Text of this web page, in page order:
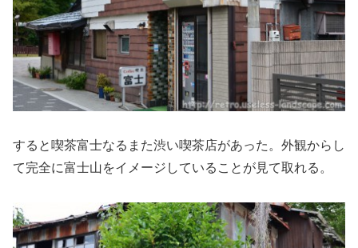
すると喫茶富士なるまた渋い喫茶店があった。外観からし
て完全に富士山をイメージしていることが見て取れる。